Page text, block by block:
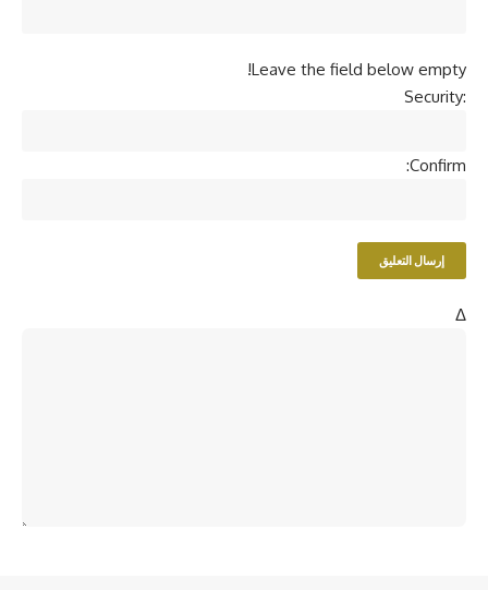
Leave the field below empty!
Security:
Confirm:
Δ